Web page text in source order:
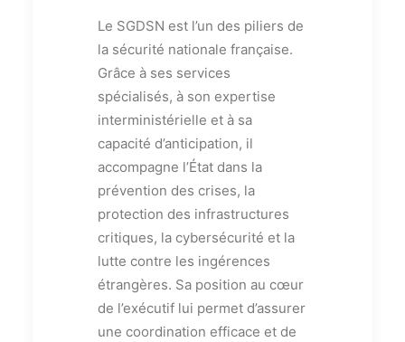
Le SGDSN est l’un des piliers de
la sécurité nationale française.
Grâce à ses services
spécialisés, à son expertise
interministérielle et à sa
capacité d’anticipation, il
accompagne l’État dans la
prévention des crises, la
protection des infrastructures
critiques, la cybersécurité et la
lutte contre les ingérences
étrangères. Sa position au cœur
de l’exécutif lui permet d’assurer
une coordination efficace et de